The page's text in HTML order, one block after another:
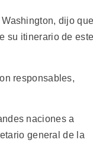
dijo
su itinerario de
responsables,
naciones a
general de la